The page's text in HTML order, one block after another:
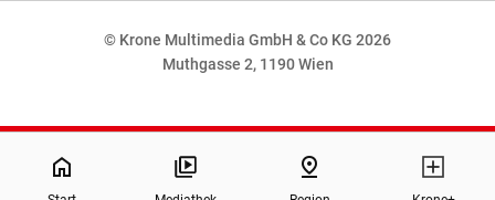
© Krone Multimedia GmbH & Co KG 2026
Muthgasse 2, 1190 Wien
home pin_drop
NaN%